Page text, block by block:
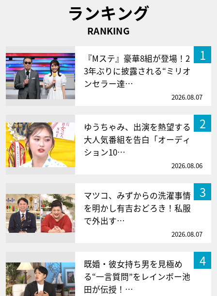
ランキング
RANKING
1
『Mステ』豪華8組が登場！2
3年ぶりに披露される“ミリオ
ンセラー達…
2026.08.07
2
ゆうちゃみ、出演を熱望する
大人気番組を告白「オーディ
ション10…
2026.08.06
3
マツコ、みずからの洗濯事情
を明かし有吉おどろき！私服
で外出す…
2026.08.07
4
既婚・彼女持ち男を見極め
る“一言質問”をレインボー池
田が伝授！…